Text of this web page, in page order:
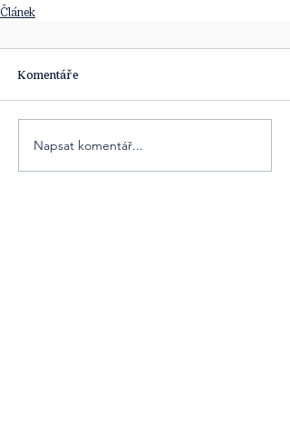
Článek
Komentáře
Napsat komentář...